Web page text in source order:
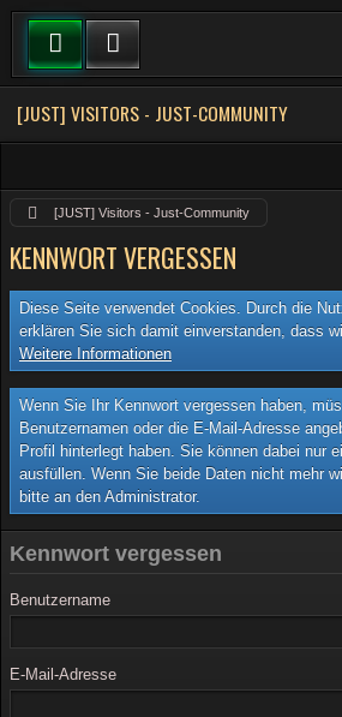
[JUST] VISITORS - JUST-COMMUNITY
[JUST] Visitors - Just-Community
KENNWORT VERGESSEN
Diese Seite verwendet Cookies. Durch die
erklären Sie sich damit einverstanden, dass
Weitere Informationen
Wenn Sie Ihr Kennwort vergessen haben,
Benutzernamen oder die E-Mail-Adresse
Profil hinterlegt haben. Sie können dabei nur
ausfüllen. Wenn Sie beide Daten nicht mehr
bitte an den Administrator.
Kennwort vergessen
Benutzername
E-Mail-Adresse